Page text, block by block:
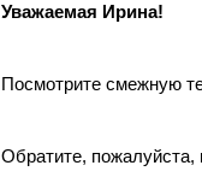
Уважаемая Ирина!
Посмотрите смежную
Обратите,